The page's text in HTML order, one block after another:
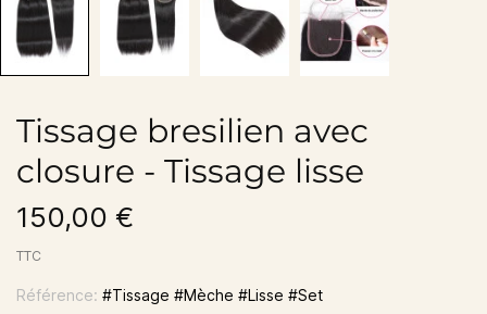
Tissage bresilien avec
closure - Tissage lisse
150,00 €
TTC
Référence: #Tissage #Mèche #Lisse #Set